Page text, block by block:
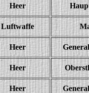
Heer
Luftwaffe
Heer
Heer
Heer